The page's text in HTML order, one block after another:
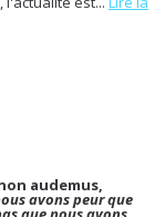
audemus,
avons peur que